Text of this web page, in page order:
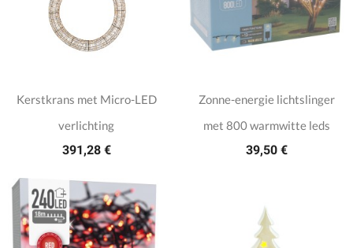
Kerstkrans met Micro-LED
verlichting
391,28 €
Zonne-energie lichtslinger
met 800 warmwitte leds
39,50 €